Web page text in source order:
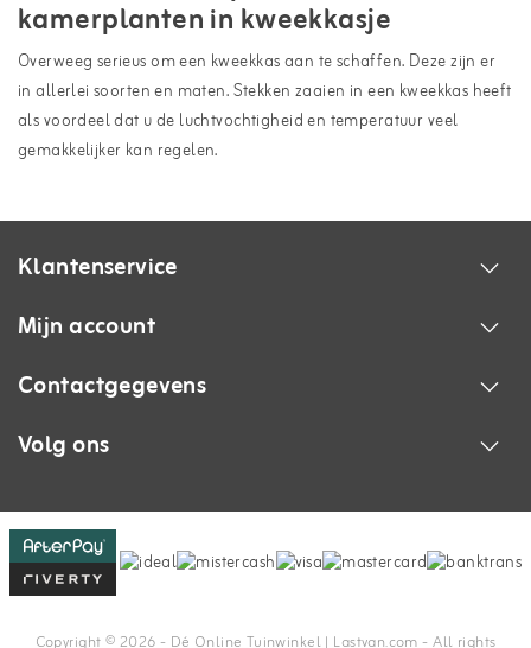
kamerplanten in kweekkasje
Overweeg serieus om een kweekkas aan te schaffen. Deze zijn er
in allerlei soorten en maten. Stekken zaaien in een kweekkas heeft
als voordeel dat u de luchtvochtigheid en temperatuur veel
gemakkelijker kan regelen.
Klantenservice
Mijn account
Contactgegevens
Volg ons